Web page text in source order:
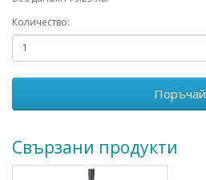
Количество:
Поръчай
Свързани продукти